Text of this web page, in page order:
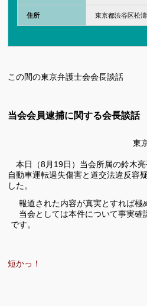
住所 東京都渋谷区松
この間の東京弁護士会会長談話
当会会員逮捕に関する会長談話
東
本日（8月19日）当会所属の鈴木
自動車運転過失傷害と道交法違反容
した。
報道された内容が真実とすれば極
当会としては本件について事実確
です。
短かっ！